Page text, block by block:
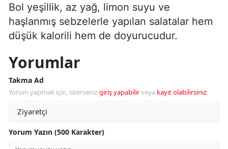
Bol yeşillik, az yağ, limon suyu ve
haşlanmış sebzelerle yapılan salatalar hem
düşük kalorili hem de doyurucudur.
Yorumlar
Takma Ad
Yorum yapmak için, istersenizgiriş yapabilirveya kayıt olabilirsiniz.
Yorum Yazın (500 Karakter)